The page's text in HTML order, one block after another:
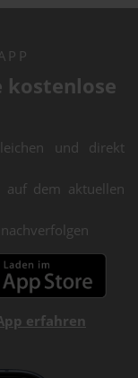
kostenlose
und direkt
auf dem aktuellen
erfahren